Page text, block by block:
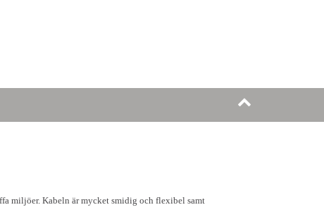
miljöer. Kabeln är mycket smidig och flexibel samt